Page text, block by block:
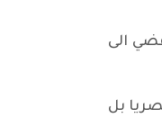
الى
بل